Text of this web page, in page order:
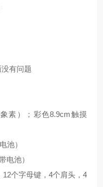
有问题
象素 ） ；彩色8.9cm触摸
池）
电池）
12个字母键， 4个肩头， 4